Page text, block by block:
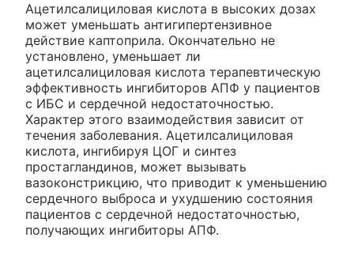
Ацетилсалициловая кислота в высоких дозах
может уменьшать антигипертензивное
действие каптоприла. Окончательно не
установлено, уменьшает ли
ацетилсалициловая кислота терапевтическую
эффективность ингибиторов АПФ у пациентов
с ИБС и сердечной недостаточностью.
Характер этого взаимодействия зависит от
течения заболевания. Ацетилсалициловая
кислота, ингибируя ЦОГ и синтез
простагландинов, может вызывать
вазоконстрикцию, что приводит к уменьшению
сердечного выброса и ухудшению состояния
пациентов с сердечной недостаточностью,
получающих ингибиторы АПФ.